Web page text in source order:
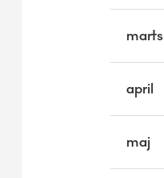
marts
april
maj